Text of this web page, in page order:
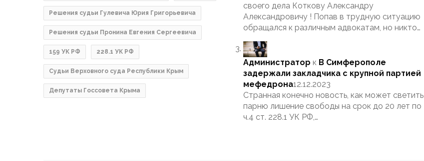
Решения судьи Гулевича Юрия Григорьевича
Решения судьи Пронина Евгения Сергеевича
159 УК РФ 228.1 УК РФ
Судьи Верховного суда Республики Крым
Депутаты Госсовета Крыма
своего дела Коткову Александру
Александровичу ! Попав в трудную ситуацию
обращался к различным адвокатам, но никто…
Администратор к В Симферополе
задержали закладчика с крупной партией
мефедрона12.12.2023
Странная конечно новость, как может светить
парню лишение свободы на срок до 20 лет по
ч.4 ст. 228.1 УК РФ,…